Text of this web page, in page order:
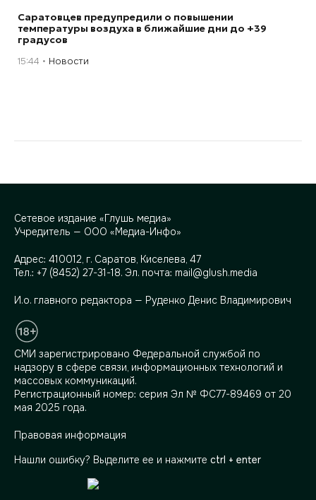
Саратовцев предупредили о повышении
температуры воздуха в ближайшие дни до +39
градусов
15:44 Новости
Сетевое издание «Глушь медиа»
Учредитель — ООО «Медиа-Инфо»
Адрес: 410012, г. Саратов, Киселева, 47
Тел.: +7 (8452) 27-31-18. Эл. почта: mail@glush.media
И.о. главного редактора — Руденко Денис Владимирович
СМИ зарегистрировано Федеральной службой по
надзору в сфере связи, информационных технологий и
массовых коммуникаций.
Регистрационный номер: серия Эл № ФС77-89469 от 20
мая 2025 года.
Правовая информация
Нашли ошибку? Выделите ее и нажмите ctrl + enter